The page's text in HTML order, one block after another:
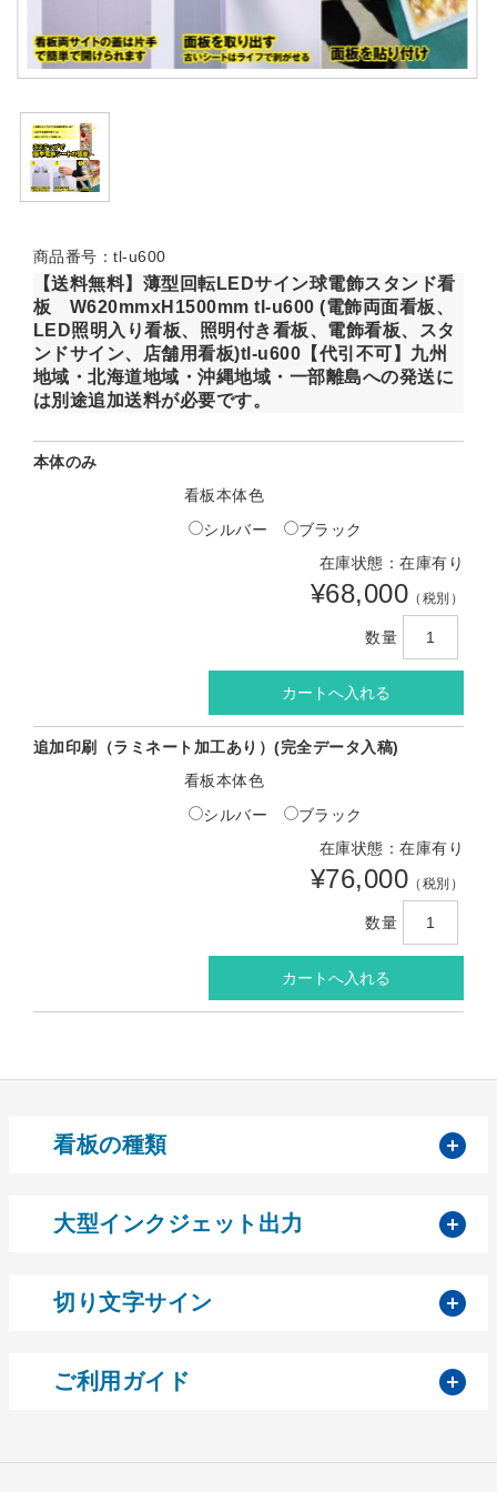
商品番号：tl-u600
【送料無料】薄型回転LEDサイン球電飾スタンド看
板 W620mmxH1500mm tl-u600 (電飾両面看板、
LED照明入り看板、照明付き看板、電飾看板、スタ
ンドサイン、店舗用看板)tl-u600【代引不可】九州
地域・北海道地域・沖縄地域・一部離島への発送に
は別途追加送料が必要です。
本体のみ
看板本体色
シルバー
ブラック
在庫状態：在庫有り
¥68,000 （税別）
数量
追加印刷（ラミネート加工あり）(完全データ入稿)
看板本体色
シルバー
ブラック
在庫状態：在庫有り
¥76,000 （税別）
数量
看板の種類
大型インクジェット出力
切り文字サイン
ご利用ガイド